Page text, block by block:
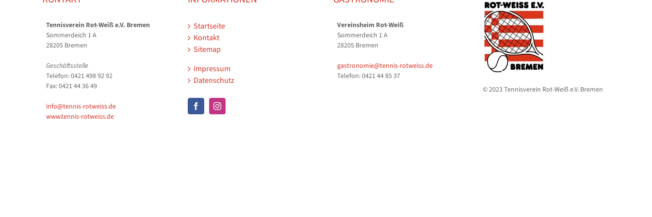
Tennisverein Rot-Weiß e.V. Bremen
Sommerdeich 1 A
28205 Bremen
Geschäftsstelle
Telefon: 0421 498 92 92
Fax: 0421 44 36 49
info@tennis-rotweiss.de
www.tennis-rotweiss.de
Startseite
Kontakt
Sitemap
Impressum
Datenschutz
Vereinsheim Rot-Weiß
Sommerdeich 1 A
28205 Bremen
gastronomie@tennis-rotweiss.de
Telefon: 0421 44 85 37
© 2023 Tennisverein Rot-Weiß e.V. Bremen